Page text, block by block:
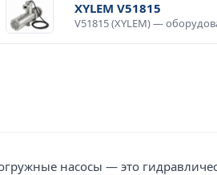
XYLEM V51815
насосы — это